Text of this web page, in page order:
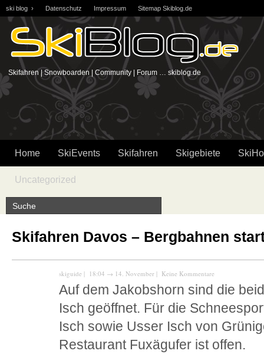
ski blog › Datenschutz Impressum Sitemap Skiblog.de
Skifahren | Snowboarden | Community | Forum … skiblog.de
Home SkiEvents Skifahren Skigebiete
Uncategorized
Skifahren Davos – Bergbahnen
skiguide | 18:04 → 14. November | Keine Kommentare
Auf dem Jakobshorn sind die
Isch geöffnet. Für die
Isch sowie Usser Isch von
Restaurant Fuxägufer ist offen.